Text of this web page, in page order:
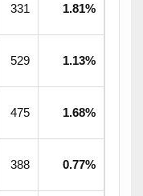
331 1.81%
529 1.13%
475 1.68%
388 0.77%